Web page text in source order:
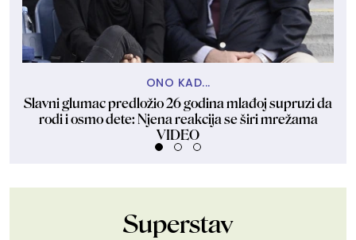
ONO KAD...
Slavni glumac predložio 26 godina mlađoj supruzi da
rodi i osmo dete: Njena reakcija se širi mrežama
VIDEO
Superstav